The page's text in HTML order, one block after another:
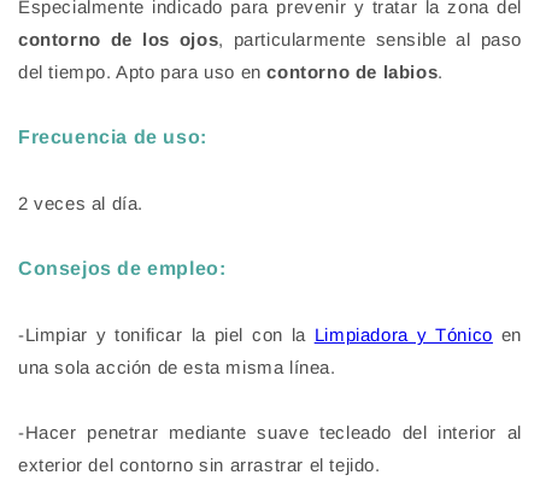
Especialmente indicado para prevenir y tratar la zona del
contorno de los ojos, particularmente sensible al paso
del tiempo. Apto para uso encontorno de labios.
Frecuencia de uso:
2 veces al día.
Consejos de empleo:
-Limpiar y tonificar la piel con la Limpiadora y Tónico en
una sola acción de esta misma línea.
-Hacer penetrar mediante suave tecleado del interior al
exterior del contorno sin arrastrar el tejido.